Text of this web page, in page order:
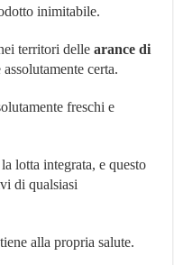
inimitabile.
territori delle arance di
certa.
freschi e
lotta integrata, e questo
di qualsiasi
alla propria salute.